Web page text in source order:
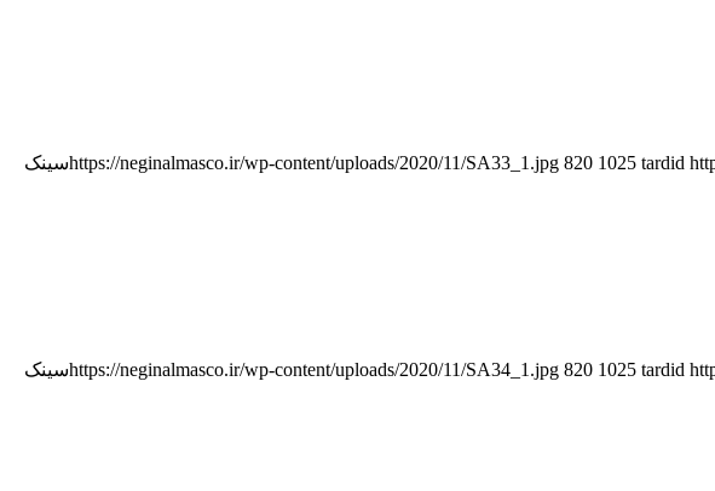
https://neginalmasco.ir/wp-content/uploads/2020/11/SA33_1.jpg 820 1025 tardid
سینک
https://neginalmasco.ir/wp-content/uploads/2020/11/SA34_1.jpg 820 1025 tardid
سینک